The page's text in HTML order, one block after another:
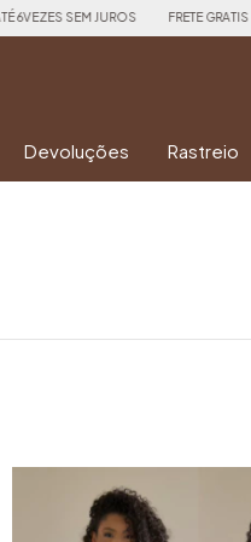
FRETE GRATIS NAS COMPRAS
Devoluções Rastreio